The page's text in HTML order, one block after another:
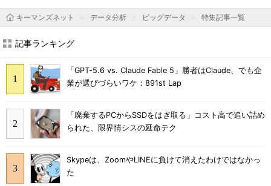
キーマンズネット データ分析 ビッグデータ 特集記事一覧
記事ランキング
「GPT-5.6 vs. Claude Fable 5」勝者はClaude、でも企
業が選びづらいワケ：891st Lap
「廃棄するPCからSSDをはぎ取る」コスト高で追い詰め
られた、限界情シスの延命テク
Skypeは、ZoomやLINEに負けて消えたわけではなかっ
た